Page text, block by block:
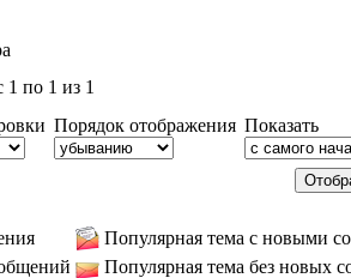
по 1 из 1
Порядок отображения Показать
Популярная тема с новыми
Популярная тема без новых